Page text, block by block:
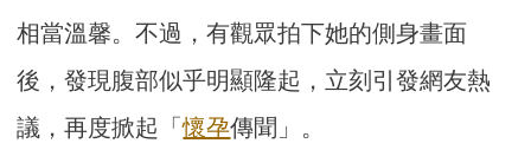
相當溫馨。不過，有觀眾拍下她的側身畫面
後，發現腹部似乎明顯隆起，立刻引發網友熱
議，再度掀起「懷孕傳聞」。